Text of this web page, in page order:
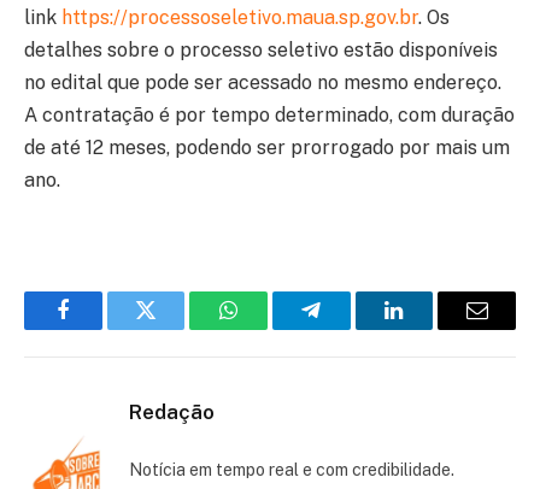
link https://processoseletivo.maua.sp.gov.br. Os
detalhes sobre o processo seletivo estão disponíveis
no edital que pode ser acessado no mesmo endereço.
A contratação é por tempo determinado, com duração
de até 12 meses, podendo ser prorrogado por mais um
ano.
FacebookTwitter WhatsAppTelegramLinkedInEmail
Redação
Notícia em tempo real e com credibilidade.